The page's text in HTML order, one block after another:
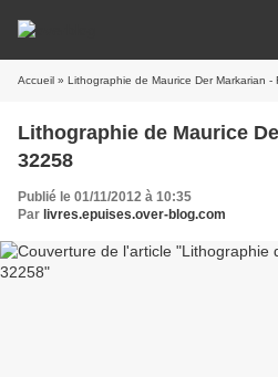
Accueil » Lithographie de Maurice Der Markarian -
Lithographie de Maurice
32258
Publié le 01/11/2012 à 10:35
Par livres.epuises.over-blog.com